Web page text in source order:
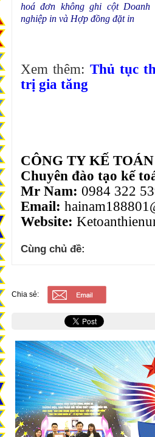
hoá đơn không ghi cột Doanh
nghiệp in và Hợp đồng đặt in
Xem thêm: Thủ tục
trị gia tăng
CÔNG TY KẾ
Chuyên đào tạo kế
Mr Nam: 0984 322
Email:
Website:
Cùng chủ đề:
Chia sẻ: